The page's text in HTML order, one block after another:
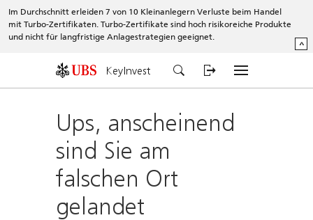
Im Durchschnitt erleiden 7 von 10 Kleinanlegern Verluste beim Handel
mit Turbo-Zertifikaten. Turbo-Zertifikate sind hoch risikoreiche Produkte
und nicht für langfristige Anlagestrategien geeignet.
^
KeyInvest
Ups, anscheinend
sind Sie am
falschen Ort
gelandet